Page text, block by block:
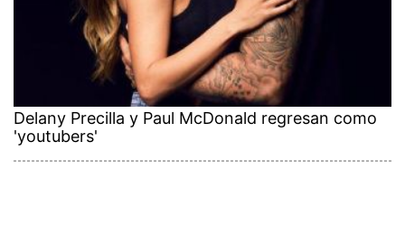
Delany Precilla y Paul McDonald regresan como
'youtubers'